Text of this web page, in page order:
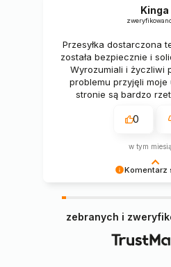
Komentarz
narożnik spełnił Pani
Kinga
Przesyłka dostarczona
została bezpiecznie i
Wyrozumiali i życzliwi
problemu przyjęli moje
stronie są bardzo
0
w tym
zebranych i